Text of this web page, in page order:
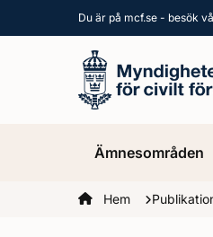
Du är på mcf.se - besök
Ämnesområden
Startsidan
Hem